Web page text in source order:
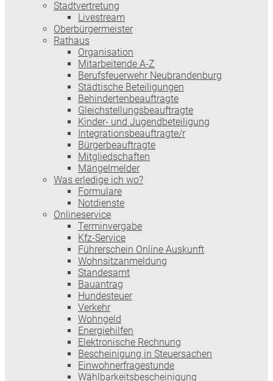
Stadtvertretung
Livestream
Oberbürgermeister
Rathaus
Organisation
Mitarbeitende A-Z
Berufsfeuerwehr Neubrandenburg
Städtische Beteiligungen
Behindertenbeauftragte
Gleichstellungsbeauftragte
Kinder- und Jugendbeteiligung
Integrationsbeauftragte/r
Bürgerbeauftragte
Mitgliedschaften
Mängelmelder
Was erledige ich wo?
Formulare
Notdienste
Onlineservice
Terminvergabe
Kfz-Service
Führerschein Online Auskunft
Wohnsitzanmeldung
Standesamt
Bauantrag
Hundesteuer
Verkehr
Wohngeld
Energiehilfen
Elektronische Rechnung
Bescheinigung in Steuersachen
Einwohnerfragestunde
Wählbarkeitsbescheinigung